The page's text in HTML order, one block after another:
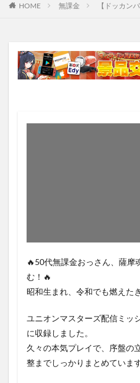
HOME 無課金 【ドッカン
🔥50代無課金おっさん、薩摩
む！🔥
昭和生まれ、令和でも燃えた
ユニオンマスターズ配信ミッ
に収録しました。
久々の本気プレイで、序盤の
整までしっかりまとめています